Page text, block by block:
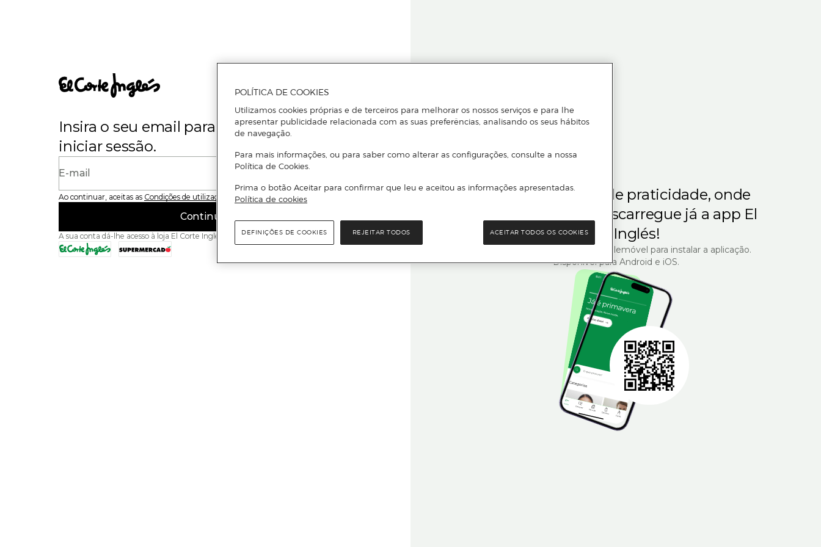
Insira o seu email para se registar ou
iniciar sessão.
E-mail
Ao continuar, aceitas as Condições de utilização do site
Continuar
A sua conta dá-lhe acesso à loja El Corte Inglés e ao Supermercado El Corte Inglés.
Para quem gosta de praticidade, onde
Descarregue já a app El
Corte Inglés!
Leia o código QR com o seu telemóvel para instalar a aplicação.
Disponível para Android e iOS.
POLÍTICA DE COOKIES
Utilizamos cookies próprias e de terceiros para melhorar os nossos serviços e para lhe
apresentar publicidade relacionada com as suas preferências, analisando os seus hábitos
de navegação.
Para mais informações, ou para saber como alterar as configurações, consulte a nossa
Política de Cookies.
Prima o botão Aceitar para confirmar que leu e aceitou as informações apresentadas.
Política de cookies
REJEITAR TODOS ACEITAR TODOS OS COOKIES
DEFINIÇÕES DE COOKIES